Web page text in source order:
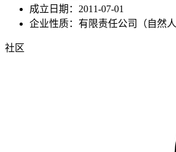
成立日期：2011-07-01
企业性质：有限责任公司（自然人
社区